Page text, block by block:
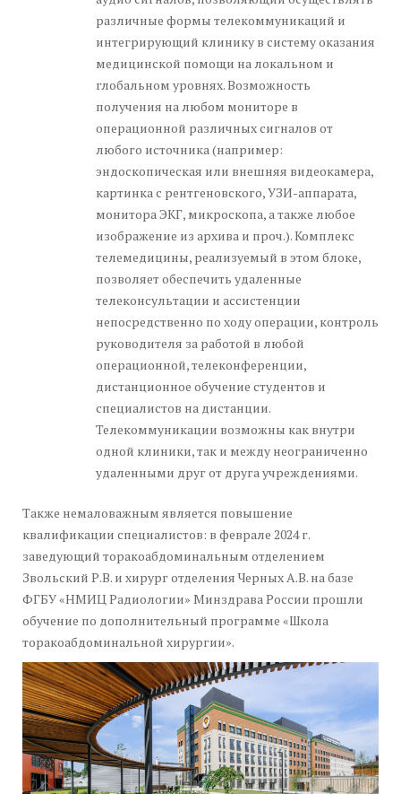
различные формы телекоммуникаций и
интегрирующий клинику в систему оказания
медицинской помощи на локальном и
глобальном уровнях. Возможность
получения на любом мониторе в
операционной различных сигналов от
любого источника (например:
эндоскопическая или внешняя видеокамера,
картинка с рентгеновского, УЗИ-аппарата,
монитора ЭКГ, микроскопа, а также любое
изображение из архива и проч.). Комплекс
телемедицины, реализуемый в этом блоке,
позволяет обеспечить удаленные
телеконсультации и ассистенции
непосредственно по ходу операции, контроль
руководителя за работой в любой
операционной, телеконференции,
дистанционное обучение студентов и
специалистов на дистанции.
Телекоммуникации возможны как внутри
одной клиники, так и между неограниченно
удаленными друг от друга учреждениями.
Также немаловажным является повышение
квалификации специалистов: в феврале 2024 г.
заведующий торакоабдоминальным отделением
Звольский Р.В. и хирург отделения Черных А.В. на базе
ФГБУ «НМИЦ Радиологии» Минздрава России прошли
обучение по дополнительный программе «Школа
торакоабдоминальной хирургии».